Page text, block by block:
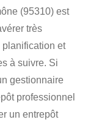
(95310) est
très
planification et
à suivre. Si
gestionnaire
professionnel
un entrepôt